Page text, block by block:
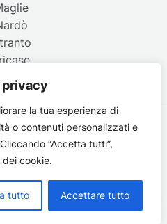
privacy
la tua esperienza di
o contenuti personalizzati e
“Accetta tutti”,
cookie.
tutto Accettare tutto
| Periodico d'informazione del
- Testata registrata il 18 gennaio